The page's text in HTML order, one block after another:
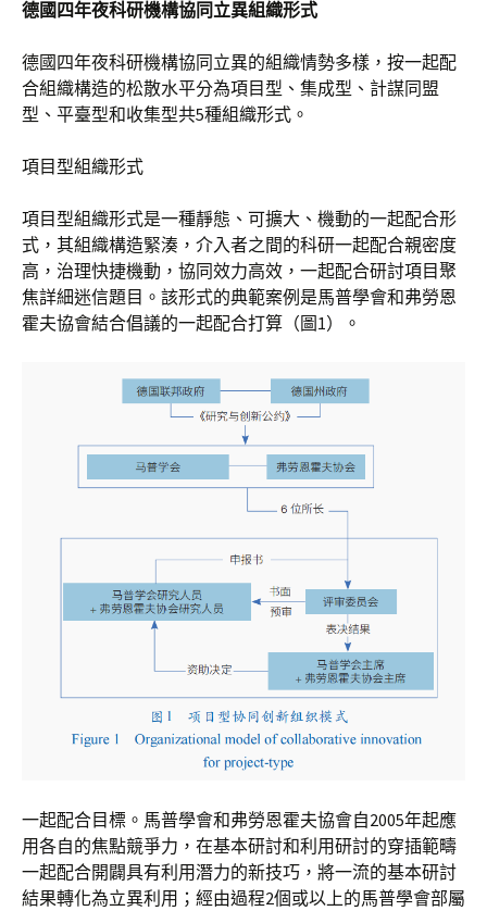
德國四年夜科研機構協同立異組織形式
德國四年夜科研機構協同立異的組織情勢多樣，按一起配
合組織構造的松散水平分為項目型、集成型、計謀同盟
型、平臺型和收集型共5種組織形式。
項目型組織形式
項目型組織形式是一種靜態、可擴大、機動的一起配合形
式，其組織構造緊湊，介入者之間的科研一起配合親密度
高，治理快捷機動，協同效力高效，一起配合研討項目聚
焦詳細迷信題目。該形式的典範案例是馬普學會和弗勞恩
霍夫協會結合倡議的一起配合打算（圖1）。
一起配合目標。馬普學會和弗勞恩霍夫協會自2005年起應
用各自的焦點競爭力，在基本研討和利用研討的穿插範疇
一起配合開闢具有利用潛力的新技巧，將一流的基本研討
結果轉化為立異利用；經由過程2個或以上的馬普學會部屬